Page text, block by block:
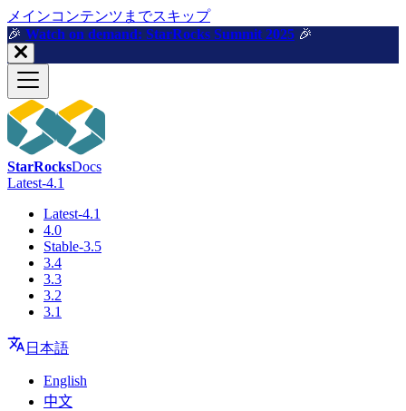
メインコンテンツまでスキップ
🎉️ Watch on demand: StarRocks Summit 2025 🎉️
StarRocksDocs
Latest-4.1
Latest-4.1
4.0
Stable-3.5
3.4
3.3
3.2
3.1
日本語
English
中文